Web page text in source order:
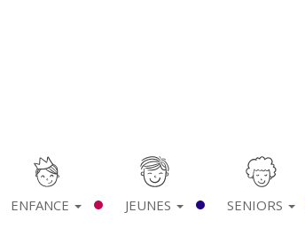
ENFANCE JEUNES SENIORS